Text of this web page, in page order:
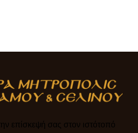
επίσκεψή σας στον ιστότοπό